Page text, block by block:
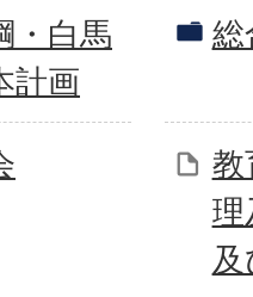
・白馬
計画
総
教
理